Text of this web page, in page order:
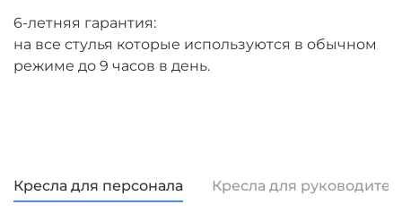
6-летняя гарантия:
на все стулья которые используются в обычном
режиме до 9 часов в день.
Кресла для персонала Кресла для